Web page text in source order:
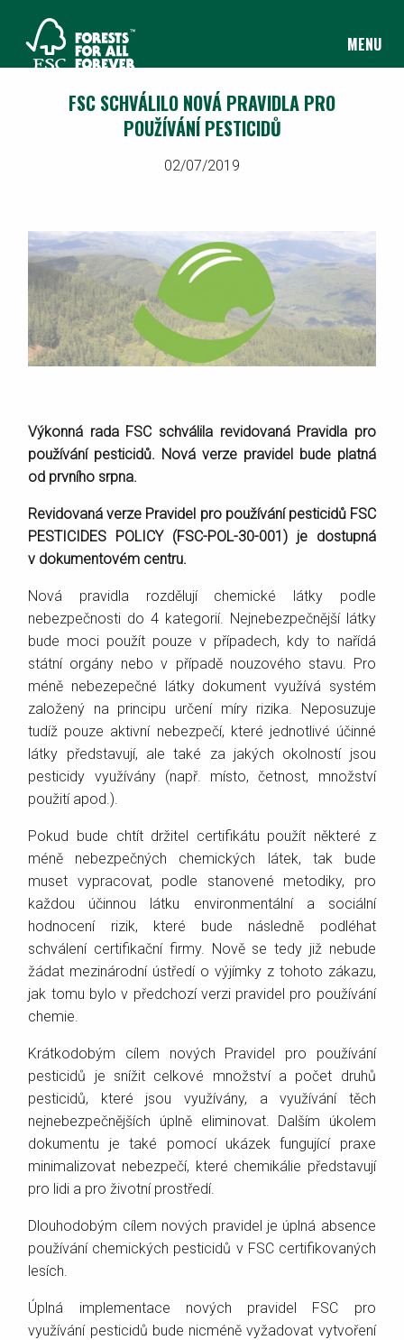
MENU
FSC SCHVÁLILO NOVÁ PRAVIDLA PRO
POUŽÍVÁNÍ PESTICIDŮ
02/07/2019
Výkonná rada FSC schválila revidovaná Pravidla pro
používání pesticidů. Nová verze pravidel bude platná
od prvního srpna.
Revidovaná verze Pravidel pro používání pesticidů FSC
PESTICIDES POLICY (FSC-POL-30-001) je dostupná
v dokumentovém centru.
Nová pravidla rozdělují chemické látky podle
nebezpečnosti do 4 kategorií. Nejnebezpečnější látky
bude moci použít pouze v případech, kdy to nařídá
státní orgány nebo v případě nouzového stavu. Pro
méně nebezepečné látky dokument využívá systém
založený na principu určení míry rizika. Neposuzuje
tudíž pouze aktivní nebezpečí, které jednotlivé účinné
látky představují, ale také za jakých okolností jsou
pesticidy využívány (např. místo, četnost, množství
použití apod.).
Pokud bude chtít držitel certifikátu použít některé z
méně nebezpečných chemických látek, tak bude
muset vypracovat, podle stanovené metodiky, pro
každou účinnou látku environmentální a sociální
hodnocení rizik, které bude následně podléhat
schválení certifikační firmy. Nově se tedy již nebude
žádat mezinárodní ústředí o výjímky z tohoto zákazu,
jak tomu bylo v předchozí verzi pravidel pro používání
chemie.
Krátkodobým cílem nových Pravidel pro používání
pesticidů je snížit celkové množství a počet druhů
pesticidů, které jsou využívány, a využívání těch
nejnebezpečnějších úplně eliminovat. Dalším úkolem
dokumentu je také pomocí ukázek fungující praxe
minimalizovat nebezpečí, které chemikálie představují
pro lidi a pro životní prostředí.
Dlouhodobým cílem nových pravidel je úplná absence
používání chemických pesticidů v FSC certifikovaných
lesích.
Úplná implementace nových pravidel FSC pro
využívání pesticidů bude nicméně vyžadovat vytvoření